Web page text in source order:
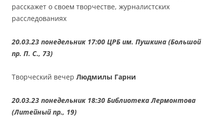
расскажет о своем творчестве, журналистских
расследованиях
20.03.23 понедельник 17:00 ЦРБ им. Пушкина (Большой
пр. П. С., 73)
Творческий вечер Людмилы Гарни
20.03.23 понедельник 18:30 Библиотека Лермонтова
(Литейный пр., 19)